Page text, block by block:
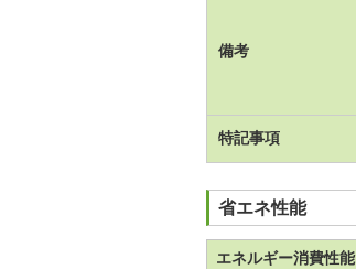
備考
特記事項
省エネ性能
エネルギー消費性能